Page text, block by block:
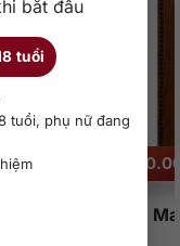
bắt đầu
tuổi
tuổi, phụ nữ đang
Rượu